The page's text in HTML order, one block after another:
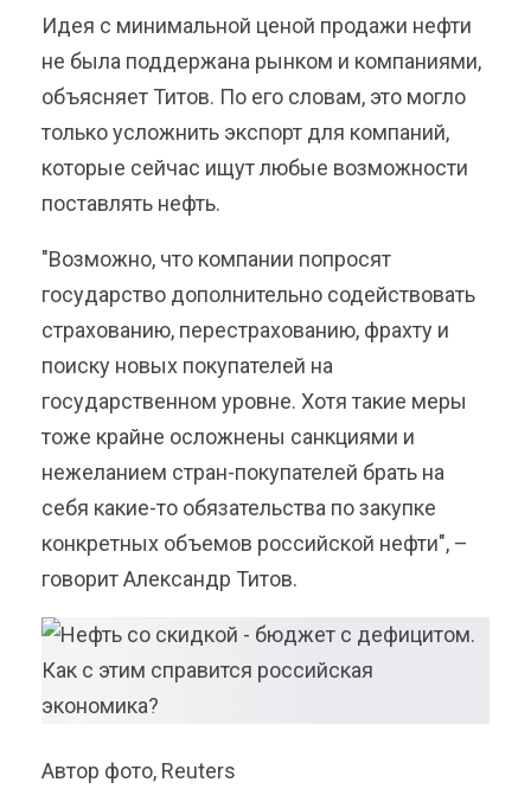
Идея с минимальной ценой продажи нефти
не была поддержана рынком и компаниями,
объясняет Титов. По его словам, это могло
только усложнить экспорт для компаний,
которые сейчас ищут любые возможности
поставлять нефть.
"Возможно, что компании попросят
государство дополнительно содействовать
страхованию, перестрахованию, фрахту и
поиску новых покупателей на
государственном уровне. Хотя такие меры
тоже крайне осложнены санкциями и
нежеланием стран-покупателей брать на
себя какие-то обязательства по закупке
конкретных объемов российской нефти", –
говорит Александр Титов.
Автор фото, Reuters